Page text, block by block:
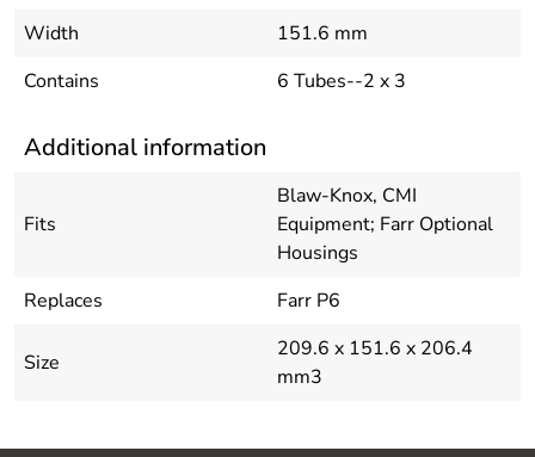
Width
151.6 mm
Contains
6 Tubes--2 x 3
Additional information
Fits
Blaw-Knox, CMI
Equipment; Farr Optional
Housings
Replaces
Farr P6
Size
209.6 x 151.6 x 206.4
mm3